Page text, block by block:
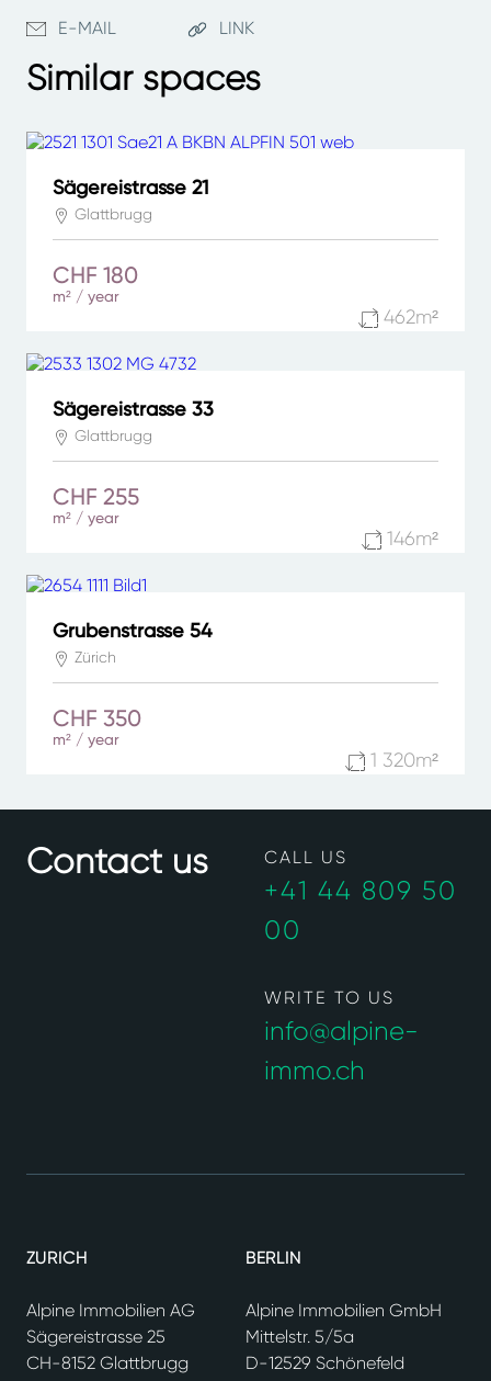
E-MAIL
LINK
Similar spaces
Sägereistrasse 21
Glattbrugg
CHF 180
m² / year
462m²
Sägereistrasse 33
Glattbrugg
CHF 255
m² / year
146m²
Grubenstrasse 54
Zürich
CHF 350
m² / year
1 320m²
Contact us CALL US
+41 44 809 50
00
WRITE TO US
info@alpine-
immo.ch
ZURICH
Alpine Immobilien AG
Sägereistrasse 25
CH-8152 Glattbrugg
BERLIN
Alpine Immobilien GmbH
Mittelstr. 5/5a
D-12529 Schönefeld